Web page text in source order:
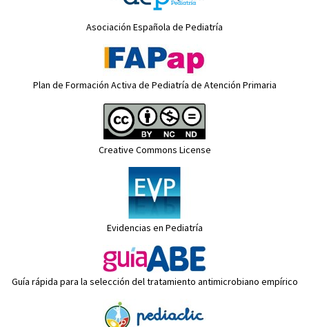
Asociación Española de Pediatría
Plan de Formación Activa de Pediatría de Atención Primaria
Creative Commons License
Evidencias en Pediatría
Guía rápida para la selección del tratamiento antimicrobiano empírico